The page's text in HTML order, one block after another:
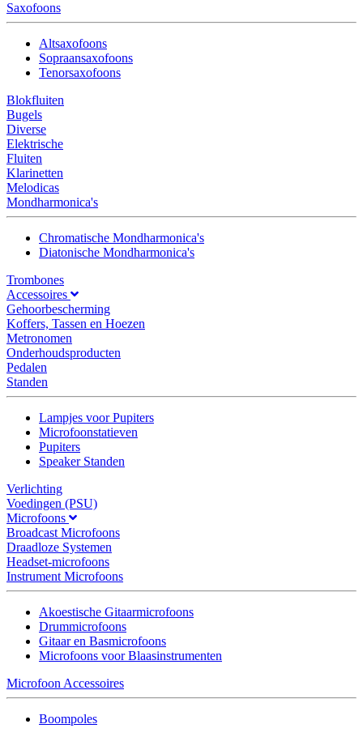
Saxofoons
Altsaxofoons
Sopraansaxofoons
Tenorsaxofoons
Blokfluiten
Bugels
Diverse
Elektrische
Fluiten
Klarinetten
Melodicas
Mondharmonica's
Chromatische Mondharmonica's
Diatonische Mondharmonica's
Trombones
Accessoires
Gehoorbescherming
Koffers, Tassen en Hoezen
Metronomen
Onderhoudsproducten
Pedalen
Standen
Lampjes voor Pupiters
Microfoonstatieven
Pupiters
Speaker Standen
Verlichting
Voedingen (PSU)
Microfoons
Broadcast Microfoons
Draadloze Systemen
Headset-microfoons
Instrument Microfoons
Akoestische Gitaarmicrofoons
Drummicrofoons
Gitaar en Basmicrofoons
Microfoons voor Blaasinstrumenten
Microfoon Accessoires
Boompoles